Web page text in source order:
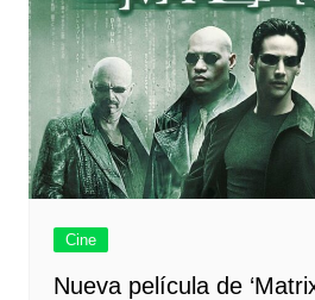
Cine
Nueva película de